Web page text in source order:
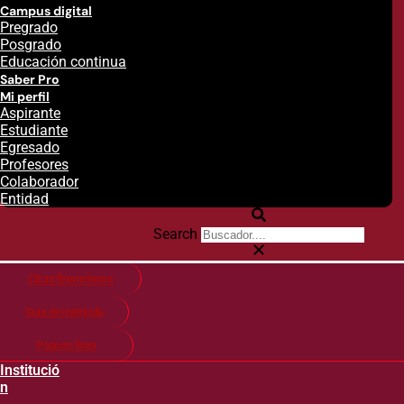
Campus digital
Pregrado
Posgrado
Educación continua
Saber Pro
Mi perfil
Aspirante
Estudiante
Egresado
Profesores
Colaborador
Entidad
Search
Citas financieras
Guía de matricula
Pago en línea
Institució
n